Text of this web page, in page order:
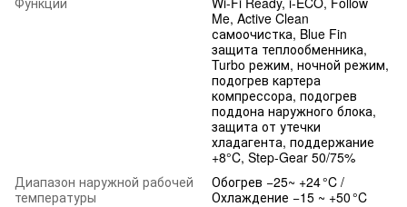
Me, Active Clean
самоочистка, Blue Fin
защита теплообменника,
Turbo режим, ночной режим,
подогрев картера
компрессора, подогрев
поддона наружного блока,
защита от утечки
хладагента, поддержание
+8°C, Step-Gear 50/75%
Диапазон наружной рабочей
температуры
Обогрев −25~ +24 °C /
Охлаждение −15 ~ +50 °C